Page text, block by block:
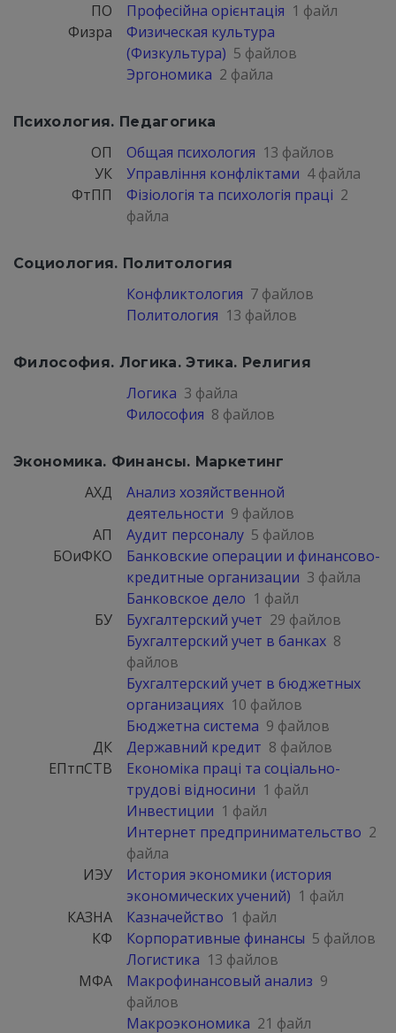
ПО
Професійна орієнтація 1 файл
Физра
Физическая культура
(Физкультура) 5 файлов
Эргономика 2 файла
Психология. Педагогика
ОП Общая психология 13 файлов
УК
Управління конфліктами 4 файла
ФтПП
Фізіологія та психологія праці 2
файла
Социология. Политология
Конфликтология 7 файлов
Политология 13 файлов
Философия. Логика. Этика. Религия
Логика 3 файла
Философия 8 файлов
Экономика. Финансы. Маркетинг
АХД
Анализ хозяйственной
деятельности 9 файлов
АП
Аудит персоналу 5 файлов
БОиФКО
Банковские операции и финансово-
кредитные организации 3 файла
Банковское дело 1 файл
БУ
Бухгалтерский учет 29 файлов
Бухгалтерский учет в банках 8
файлов
Бухгалтерский учет в бюджетных
организациях 10 файлов
Бюджетна система 9 файлов
ДК
Державний кредит 8 файлов
ЕПтпСТВ
Економіка праці та соціально-
трудові відносини 1 файл
Инвестиции 1 файл
Интернет предпринимательство 2
файла
ИЭУ
История экономики (история
экономических учений) 1 файл
КАЗНА
Казначейство 1 файл
КФ
Корпоративные финансы 5 файлов
Логистика 13 файлов
МФА
Макрофинансовый анализ 9
файлов
Макроэкономика 21 файл